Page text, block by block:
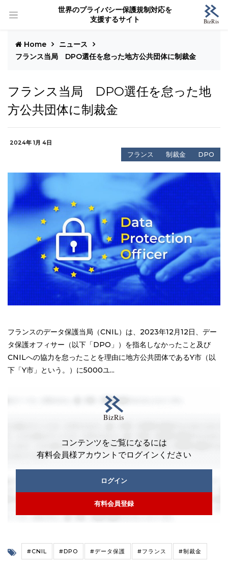
世界のプライバシー保護規制対応を
支援するサイト
Home
ニュース
フランス当局 DPO選任を怠った地方公共団体に制裁金
フランス当局 DPO選任を怠った地
方公共団体に制裁金
2024年 1月 4日
フランス 制裁金 DPO
フランスのデータ保護当局（CNIL）は、2023年12月12日、デー
タ保護オフィサー（以下「DPO」）を指名しなかったこと及び
CNILへの協力を怠ったことを理由に地方公共団体であるY市（以
下「Y市」という。）に5000ユ...
コンテンツをご覧になるには
有料会員様アカウントでログインください
ログイン
有料会員登録
#CNIL #DPO #データ保護 #フランス #制裁金